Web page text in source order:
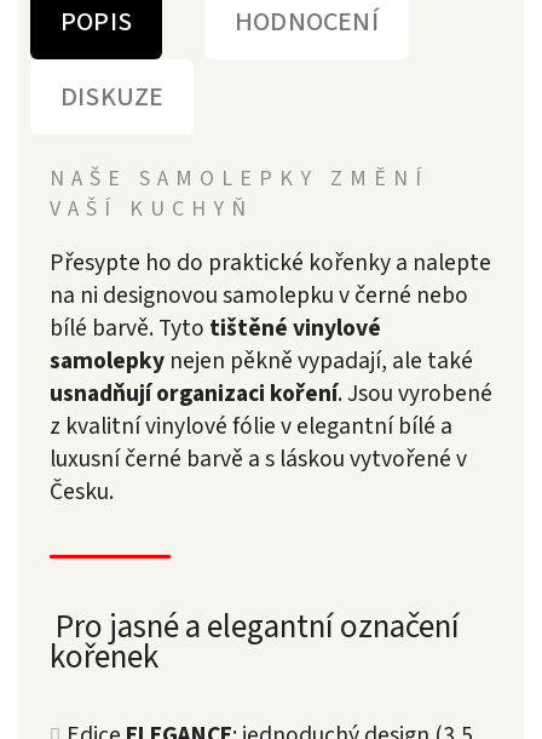
POPIS
HODNOCENÍ
DISKUZE
NAŠE SAMOLEPKY ZMĚNÍ
VAŠÍ KUCHYŇ
Přesypte ho do praktické kořenky a nalepte
na ni designovou samolepku v černé nebo
bílé barvě. Tyto tištěné vinylové
samolepky nejen pěkně vypadají, ale také
usnadňují organizaci koření. Jsou vyrobené
z kvalitní vinylové fólie v elegantní bílé a
luxusní černé barvě a s láskou vytvořené v
Česku.
Pro jasné a elegantní označení
kořenek